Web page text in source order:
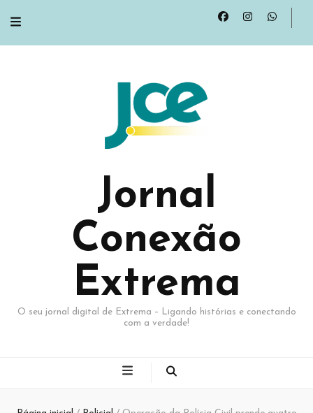
Jornal
Conexão
Extrema
O seu jornal digital de Extrema – Ligando histórias e conectando
com a verdade!